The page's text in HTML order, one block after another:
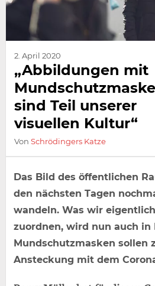
2. April 2020
„Abbildungen mit
sind Teil unserer
visuellen Kultur“
Von Schrödingers Katze
Das Bild des öffentlichen
den nächsten Tagen
wandeln. Was wir
zuordnen, wird nun auch in
Mundschutzmasken sollen
Ansteckung mit dem